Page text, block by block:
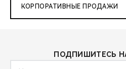
КОРПОРАТИВНЫЕ ПРОДАЖИ
ПОДПИШИТЕСЬ